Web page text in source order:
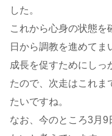
した。
これから心身の状態を
日から調教を進めてま
成長を促すためにしっ
たので、次走はこれま
たいですね。
なお、今のところ3月